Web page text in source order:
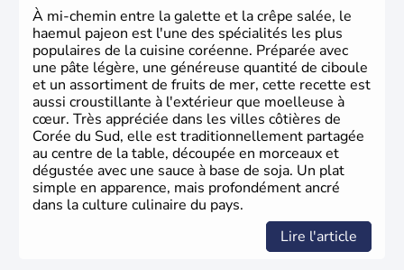
À mi-chemin entre la galette et la crêpe salée, le
haemul pajeon est l'une des spécialités les plus
populaires de la cuisine coréenne. Préparée avec
une pâte légère, une généreuse quantité de ciboule
et un assortiment de fruits de mer, cette recette est
aussi croustillante à l'extérieur que moelleuse à
cœur. Très appréciée dans les villes côtières de
Corée du Sud, elle est traditionnellement partagée
au centre de la table, découpée en morceaux et
dégustée avec une sauce à base de soja. Un plat
simple en apparence, mais profondément ancré
dans la culture culinaire du pays.
Lire l'article